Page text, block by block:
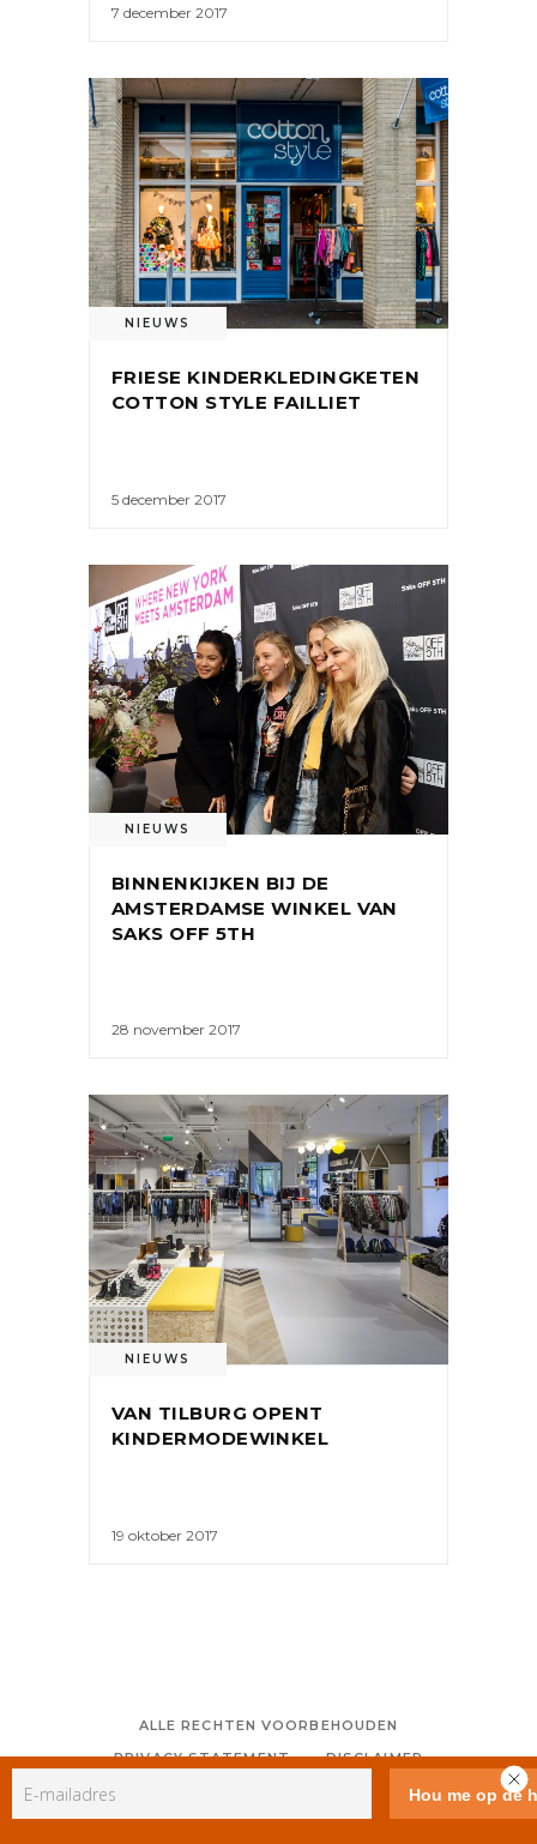
7 december 2017
NIEUWS
FRIESE KINDERKLEDINGKETEN
COTTON STYLE FAILLIET
5 december 2017
NIEUWS
BINNENKIJKEN BIJ DE
AMSTERDAMSE WINKEL VAN
SAKS OFF 5TH
28 november 2017
NIEUWS
VAN TILBURG OPENT
KINDERMODEWINKEL
19 oktober 2017
ALLE RECHTEN VOORBEHOUDEN
PRIVACY STATEMENT
DISCLAIMER
GEBRUIKERSVOORWAARDEN